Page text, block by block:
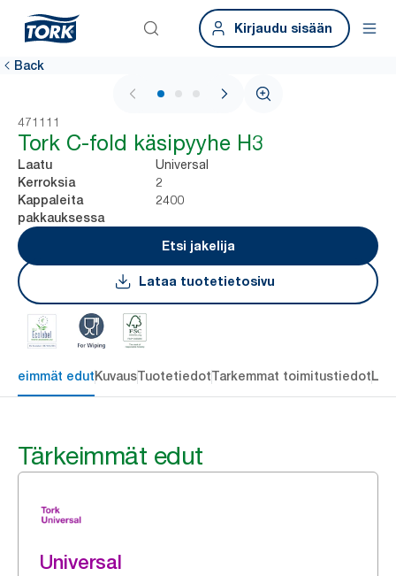
Kirjaudu sisään
Back
1 / 3
471111
Tork C-fold käsipyyhe H3
Laatu Universal
Kerroksia 2
Kappaleita
pakkauksessa
2400
Etsi jakelija
Lataa tuotetietosivu
edutKuvausTuotetiedotTarkemmat toimitustiedot
Tärkeimmät edut
Universal